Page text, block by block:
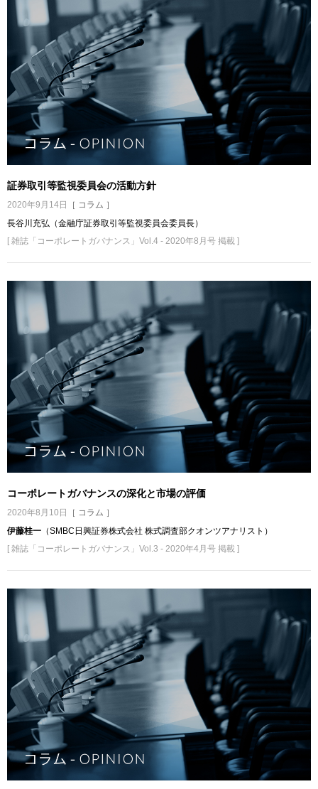
証券取引等監視委員会の活動方針
2020年9月14日
［ コラム ］
長谷川充弘（金融庁証券取引等監視委員会委員長）
[ 雑誌「コーポレートガバナンス」Vol.4 - 2020年8月号 掲載 ]
コーポレートガバナンスの深化と市場の評価
2020年8月10日
［ コラム ］
伊藤桂一 （SMBC日興証券株式会社 株式調査部クオンツアナリスト）
[ 雑誌「コーポレートガバナンス」Vol.3 - 2020年4月号 掲載 ]